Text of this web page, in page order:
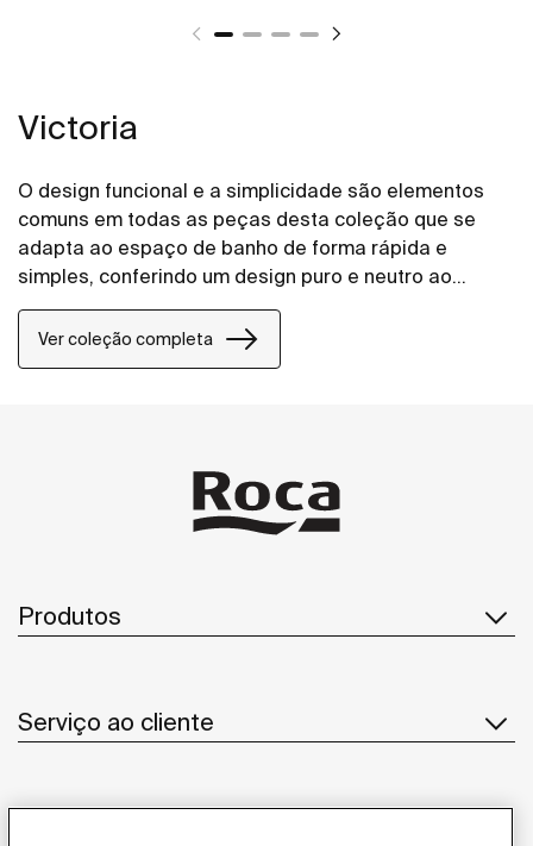
Victoria
O design funcional e a simplicidade são elementos
comuns em todas as peças desta coleção que se
adapta ao espaço de banho de forma rápida e
simples, conferindo um design puro e neutro ao
espaço de banho.
Ver coleção completa
Produtos
Serviço ao cliente